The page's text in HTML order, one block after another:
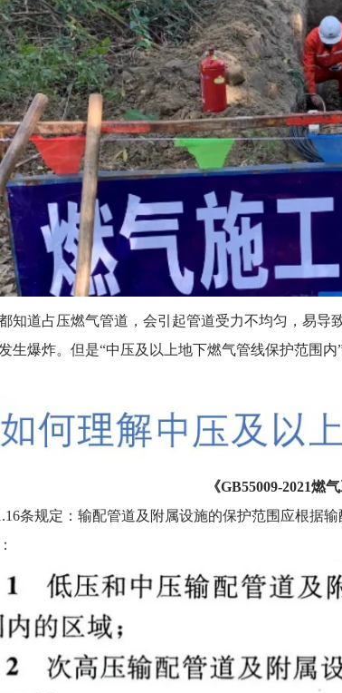
占压燃气管道，会引起管道受力不均匀，易导致
生爆炸。但是“中压及以上地下燃气管线保护范围
《GB55009-2021燃
规定：输配管道及附属设施的保护范围应根据输